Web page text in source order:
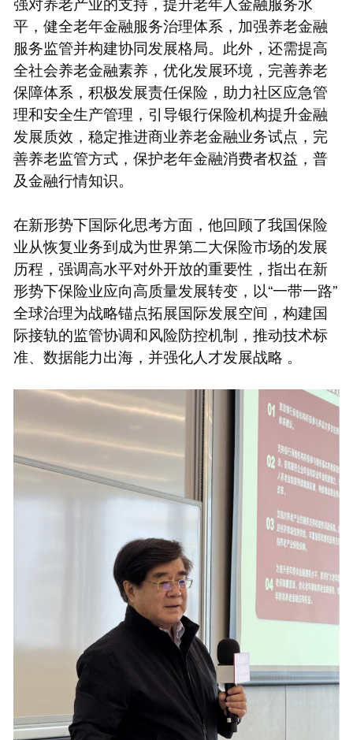
平，健全老年金融服务治理体系，加强养老金融
服务监管并构建协同发展格局。此外，还需提高
全社会养老金融素养，优化发展环境，完善养老
保障体系，积极发展责任保险，助力社区应急管
理和安全生产管理，引导银行保险机构提升金融
发展质效，稳定推进商业养老金融业务试点，完
善养老监管方式，保护老年金融消费者权益，普
及金融行情知识。
在新形势下国际化思考方面，他回顾了我国保险
业从恢复业务到成为世界第二大保险市场的发展
历程，强调高水平对外开放的重要性，指出在新
形势下保险业应向高质量发展转变，以“一带一路”
全球治理为战略锚点拓展国际发展空间，构建国
际接轨的监管协调和风险防控机制，推动技术标
准、数据能力出海，并强化人才发展战略 。